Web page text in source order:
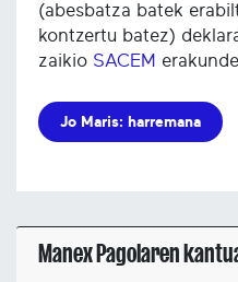
(abesbatza batek
kontzertu batez)
zaikio SACEM
Jo Maris: harremana
Manex Pagolaren